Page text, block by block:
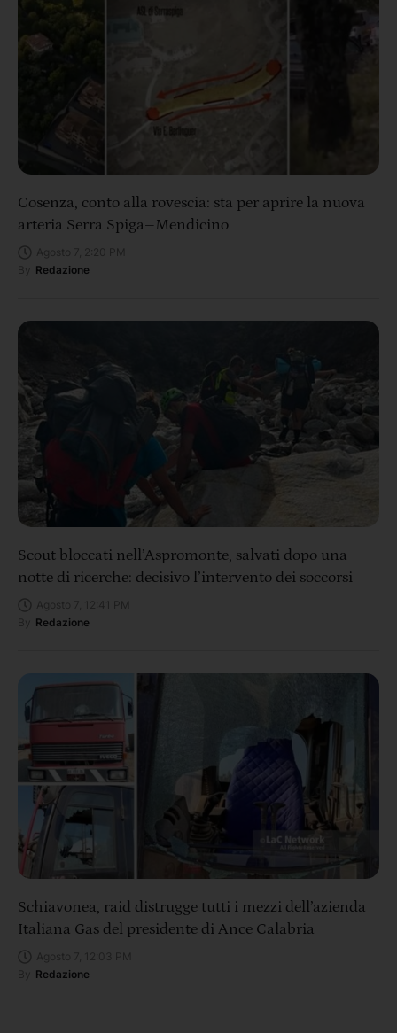
Cosenza, conto alla rovescia: sta per aprire la nuova
arteria Serra Spiga–Mendicino
Redazione
Scout bloccati nell’Aspromonte, salvati dopo una
notte di ricerche: decisivo l’intervento dei soccorsi
Redazione
Schiavonea, raid distrugge tutti i mezzi dell’azienda
Italiana Gas del presidente di Ance Calabria
Redazione